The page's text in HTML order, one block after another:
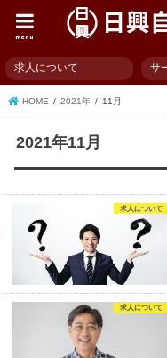
menu
求人について サ
HOME 2021年 11月
2021年11月
求人について
求人について